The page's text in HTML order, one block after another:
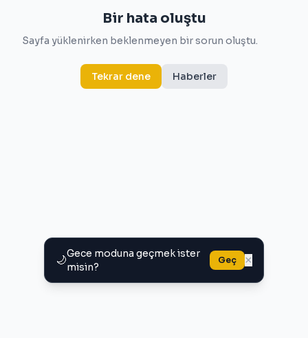
🌙Gece moduna geçmek ister
misin?
Geç ×
Bir hata oluştu
Sayfa yüklenirken beklenmeyen bir sorun oluştu.
Tekrar dene Haberler